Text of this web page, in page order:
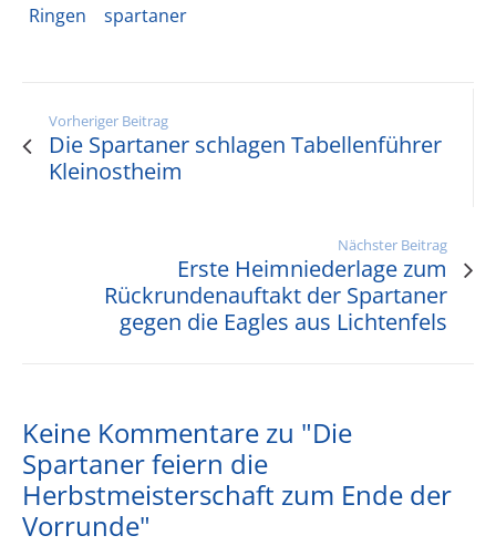
Ringen
spartaner
Vorheriger Beitrag
Die Spartaner schlagen Tabellenführer
Kleinostheim
Nächster Beitrag
Erste Heimniederlage zum
Rückrundenauftakt der Spartaner
gegen die Eagles aus Lichtenfels
Keine Kommentare zu "Die
Spartaner feiern die
Herbstmeisterschaft zum Ende der
Vorrunde"